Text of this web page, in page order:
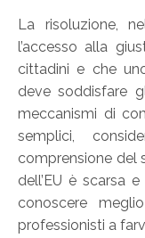
La risoluzione,
l’accesso alla
cittadini e che
deve soddisfare
meccanismi di
semplici,
comprensione del
dell’EU è scarsa
conoscere
professionisti a